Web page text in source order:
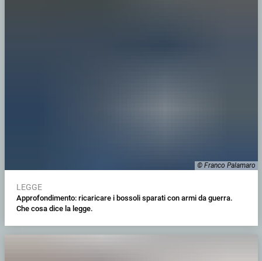
© Franco Palamaro
LEGGE
Approfondimento: ricaricare i bossoli sparati con armi da guerra.
Che cosa dice la legge.